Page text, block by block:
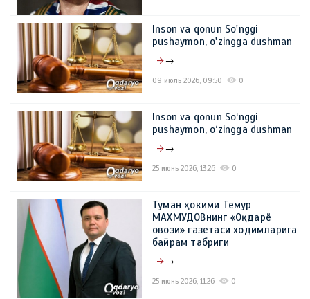
Inson va qonun So'nggi
pushaymon, o'zingga dushman
→
09 июль 2026, 09:50 0
Inson va qonun So‘nggi
pushaymon, o‘zingga dushman
→
25 июнь 2026, 13:26 0
Туман ҳокими Темур
МАХМУДОВнинг «Оқдарё
овози» газетаси ходимларига
байрам табриги
→
25 июнь 2026, 11:26 0